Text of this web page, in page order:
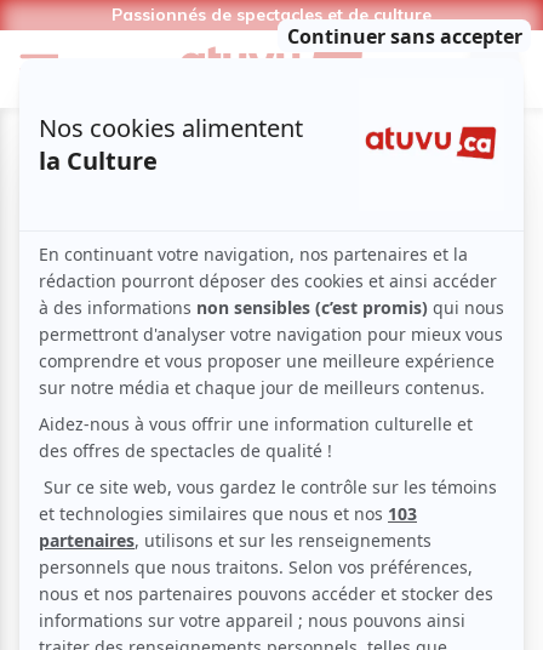
Passionnés de spectacles et de culture